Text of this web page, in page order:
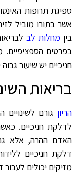
ספיגת תרופות
אשר בתורו מוביל
בין מחלות לב
בפרטים
חניכיים יש שיעור
בריאות
הריון גורם
לדלקת חניכיים.
האדם ההרה, אלא
דלקת חניכיים
מזיקים יכולים